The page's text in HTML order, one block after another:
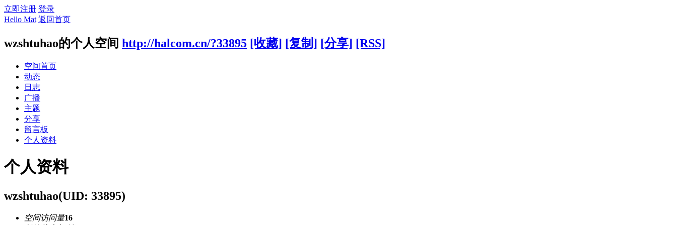
立即注册 登录
Hello Mat 返回首页
wzshtuhao的个人空间 http://halcom.cn/?33895 [收藏] [复制] [分享] [RSS]
空间首页
动态
日志
广播
主题
分享
留言板
个人资料
个人资料
wzshtuhao(UID: 33895)
空间访问量16